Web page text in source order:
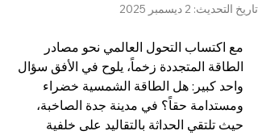
تاريخ التحديث: 2 ديسمبر 2025
مع اكتساب التحول العالمي نحو مصادر
الطاقة المتجددة زخماً، يلوح في الأفق سؤال
واحد كبير: هل الطاقة الشمسية خضراء
ومستدامة حقاً؟ في مدينة جدة الصاخبة،
حيث تلتقي الحداثة بالتقاليد على خلفية